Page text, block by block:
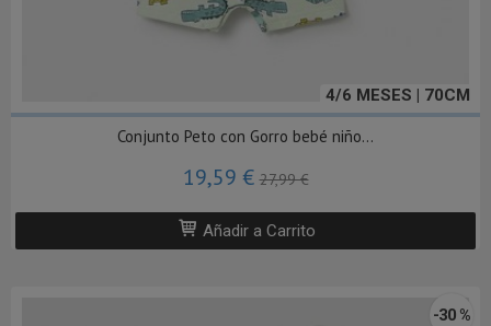
4/6 MESES | 70CM
Conjunto Peto con Gorro bebé niño...
19,59 €27,99 €
Añadir a Carrito
-30 %